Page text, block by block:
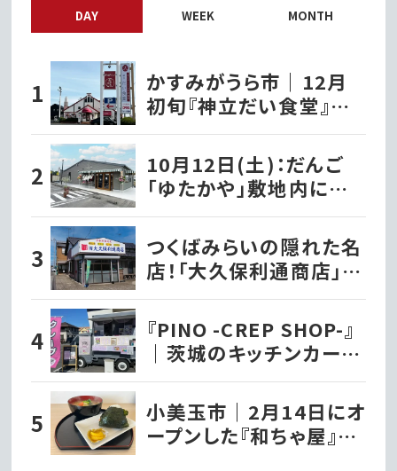
DAY WEEK MONTH
かすみがうら市｜12月
初旬『神立だい食堂』が
オープンするみたい
10月12日(土)：だんご
「ゆたかや」敷地内に洋
菓子店『パティスリーナ
カヤマ』がグランドオー
プン!!｜常総市
つくばみらいの隠れた名
店！「大久保利通商店」の
絶品草餅を堪能!!｜つく
ばみらい市
『PINO -CREP SHOP-』
｜茨城のキッチンカー巡
り
小美玉市｜2月14日にオ
ープンした『和ちゃ屋』で